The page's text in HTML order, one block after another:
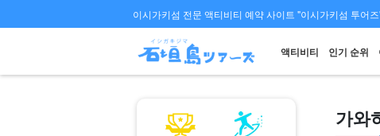
이시가키섬 전문 액티비티 예약 사이트 "이시가키섬 투어
액티비티 인기 순위
가와